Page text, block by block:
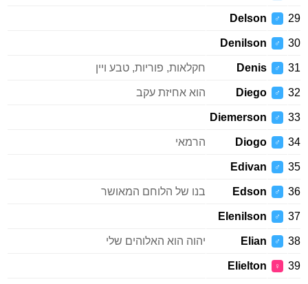
29
♂
Delson
30
♂
Denilson
31
♂
Denis חקלאות, פוריות, טבע ויין
32
♂
Diego הוא אחיזת עקב
33
♂
Diemerson
34
♂
Diogo הרמאי
35
♂
Edivan
36
♂
Edson בנו של הלוחם המאושר
37
♂
Elenilson
38
♂
Elian יהוה הוא האלוהים שלי
39
♀
Elielton